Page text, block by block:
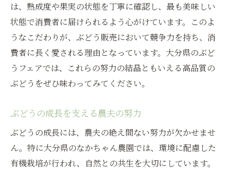
は、熟成度や果実の状態を丁寧に確認し、最も美味しい
状態で消費者に届けられるよう心がけています。このよ
うなこだわりが、ぶどう販売において競争力を持ち、消
費者に長く愛される理由となっています。大分県のぶど
うフェアでは、これらの努力の結晶ともいえる高品質の
ぶどうをぜひ味わってみてください。
ぶどうの成長を支える農夫の努力
ぶどうの成長には、農夫の絶え間ない努力が欠かせませ
ん。特に大分県のなかちゃん農園では、環境に配慮した
有機栽培が行われ、自然との共生を大切にしています。